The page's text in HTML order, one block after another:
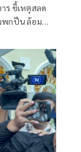
ร ชี้เหตุสลด
พกปืน ล้อม